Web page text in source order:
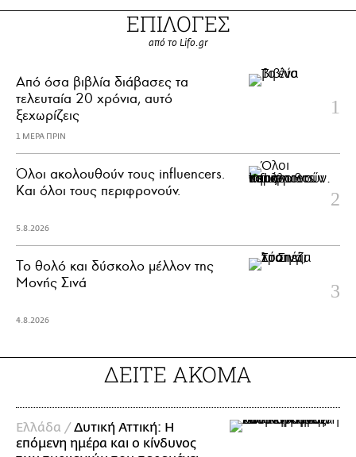
ΕΠΙΛΟΓΕΣ
από το Lifo.gr
Από όσα βιβλία διάβασες τα
τελευταία 20 χρόνια, αυτό
ξεχωρίζεις
1 ΜΕΡΑ ΠΡΙΝ
Όλοι ακολουθούν τους influencers.
Και όλοι τους περιφρονούν.
5.8.2026
Το θολό και δύσκολο μέλλον της
Μονής Σινά
4.8.2026
ΔΕΙΤΕ ΑΚΟΜΑ
Ελλάδα /Δυτική Αττική: Η
επόμενη ημέρα και ο κίνδυνος